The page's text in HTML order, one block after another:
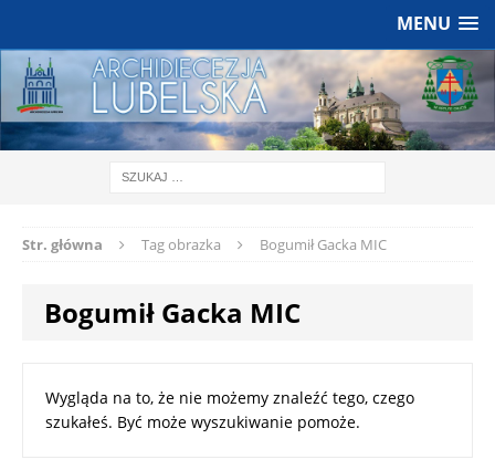
MENU
Str. główna Tag obrazka Bogumił Gacka MIC
Bogumił Gacka MIC
Wygląda na to, że nie możemy znaleźć tego, czego
szukałeś. Być może wyszukiwanie pomoże.